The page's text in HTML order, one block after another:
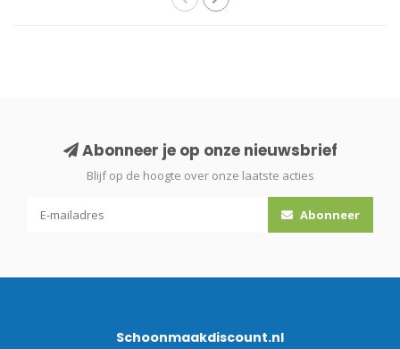
Abonneer je op onze nieuwsbrief
Blijf op de hoogte over onze laatste acties
Abonneer
Schoonmaakdiscount.nl